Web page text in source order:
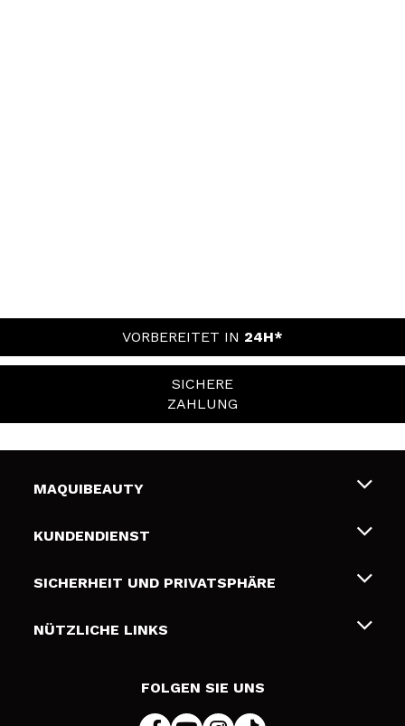
VORBEREITET IN 24H*
SICHERE
ZAHLUNG
MAQUIBEAUTY
Über uns
Geschenkkarten
KUNDENDIENST
Liefer- und Versandkosten
Zahlung
SICHERHEIT UND PRIVATSPHÄRE
Bedingungen und Datenschutz
NÜTZLICHE LINKS
FOLGEN SIE UNS